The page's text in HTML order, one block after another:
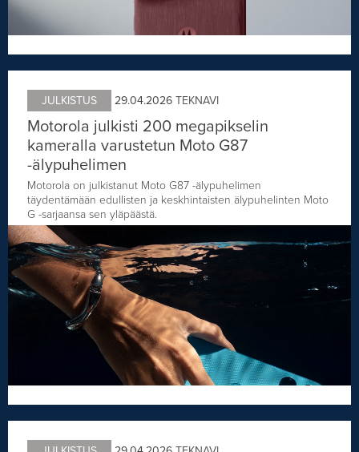
JULKISTUS 29.04.2026 TEKNAVI
Motorola julkisti 200 megapikselin
kameralla varustetun Moto G87
-älypuhelimen
Motorola on julkistanut Moto G87 -älypuhelimen
täydentämään edullisten ja keskhintaisten älypuhelinten Moto
G -sarjaansa sen yläpäästä.